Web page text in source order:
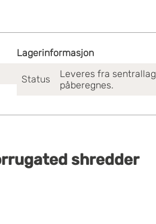
Lagerinformasjon
Status
Leveres fra
påberegnes.
shredder